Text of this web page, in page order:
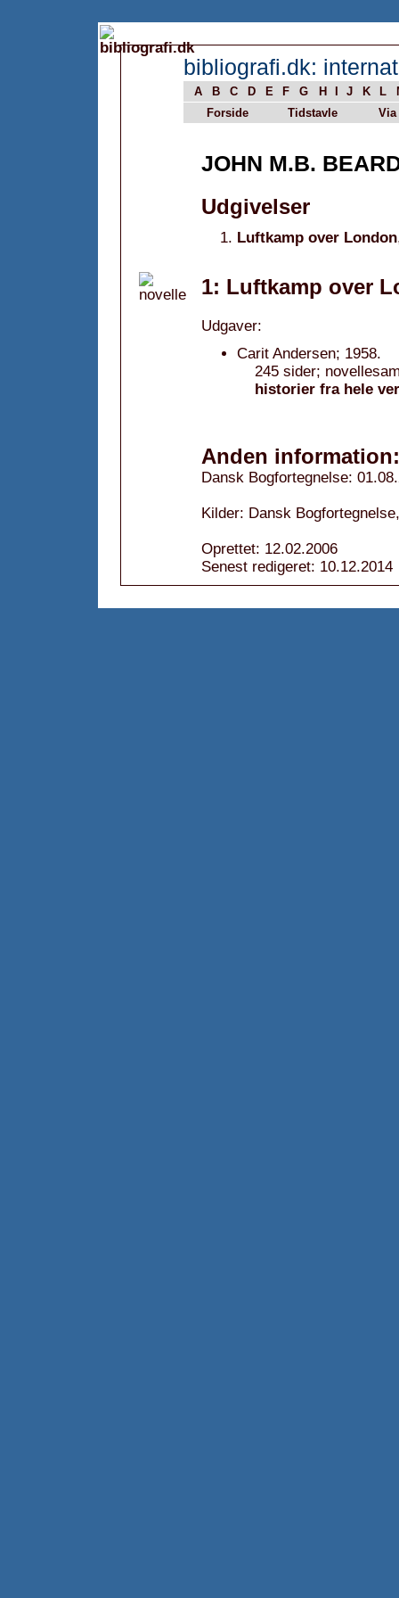
bibliografi.dk:
A B C D E F G H J K L
Forside
Tidstavle Via
JOHN M.B.
Udgivelser
Luftkamp over London
1: Luftkamp over
Udgaver:
Carit Andersen; 1958.
245 sider;
historier fra hele
Anden information:
Dansk Bogfortegnelse:
Kilder: Dansk
Oprettet: 12.02.2006
Senest redigeret: 10.12.2014